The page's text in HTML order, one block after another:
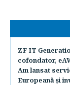
ZF IT
cofondator,
Am lansat
Europeană şi